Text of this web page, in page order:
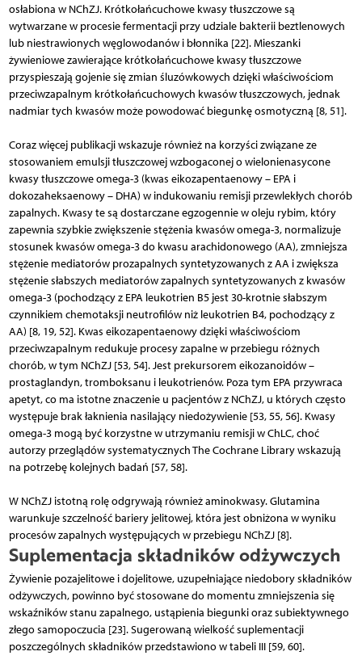
osłabiona w NChZJ. Krótkołańcuchowe kwasy tłuszczowe są
wytwarzane w procesie fermentacji przy udziale bakterii beztlenowych
lub niestrawionych węglowodanów i błonnika [22]. Mieszanki
żywieniowe zawierające krótkołańcuchowe kwasy tłuszczowe
przyspieszają gojenie się zmian śluzówkowych dzięki właściwościom
przeciwzapalnym krótkołańcuchowych kwasów tłuszczowych, jednak
nadmiar tych kwasów może powodować biegunkę osmotyczną [8, 51].
Coraz więcej publikacji wskazuje również na korzyści związane ze
stosowaniem emulsji tłuszczowej wzbogaconej o wielonienasycone
kwasy tłuszczowe omega-3 (kwas eikozapentaenowy – EPA i
dokozaheksaenowy – DHA) w indukowaniu remisji przewlekłych chorób
zapalnych. Kwasy te są dostarczane egzogennie w oleju rybim, który
zapewnia szybkie zwiększenie stężenia kwasów omega-3, normalizuje
stosunek kwasów omega-3 do kwasu arachidonowego (AA), zmniejsza
stężenie mediatorów prozapalnych syntetyzowanych z AA i zwiększa
stężenie słabszych mediatorów zapalnych syntetyzowanych z kwasów
omega-3 (pochodzący z EPA leukotrien B5 jest 30-krotnie słabszym
czynnikiem chemotaksji neutrofilów niż leukotrien B4, pochodzący z
AA) [8, 19, 52]. Kwas eikozapentaenowy dzięki właściwoś­ciom
przeciwzapalnym redukuje procesy zapalne w przebiegu różnych
chorób, w tym NChZJ [53, 54]. Jest prekursorem eikozanoidów –
prostaglandyn, trombo­ksanu i leukotrienów. Poza tym EPA przywraca
apetyt, co ma istotne znaczenie u pacjentów z NChZJ, u których często
występuje brak łaknienia nasilający niedożywienie [53, 55, 56]. Kwasy
omega-3 mogą być korzystne w utrzymaniu remisji w ChLC, choć
autorzy przeglądów systematycznych The Cochrane Library wskazują
na potrzebę kolejnych badań [57, 58].
W NChZJ istotną rolę odgrywają również aminokwasy. Glutamina
warunkuje szczelność bariery jelitowej, która jest obniżona w wyniku
procesów zapalnych występujących w przebiegu NChZJ [8].
Suplementacja składników odżywczych
Żywienie pozajelitowe i dojelitowe, uzupełniające niedobory składników
odżywczych, powinno być stosowane do momentu zmniejszenia się
wskaźników stanu zapalnego, ustąpienia biegunki oraz subiektywnego
złego samopoczucia [23]. Sugerowaną wielkość suplementacji
poszczególnych składników przedstawiono w tabeli III [59, 60].